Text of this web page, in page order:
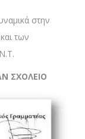
στην
των
ΣΧΟΛΕΙΟ